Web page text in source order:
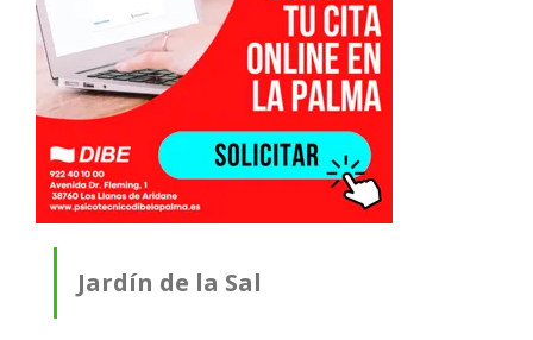
Jardín de la Sal